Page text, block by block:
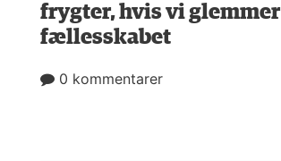
frygter, hvis vi glemmer
fællesskabet
0 kommentarer